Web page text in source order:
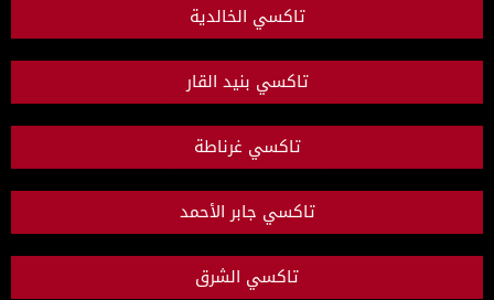
تاكسي الخالدية
تاكسي بنيد القار
تاكسي غرناطة
تاكسي جابر الأحمد
تاكسي الشرق